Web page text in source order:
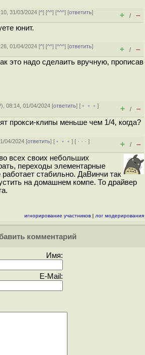
31/03/2024 [^] [^^] [^^^] [ответить]
+ / –
юнит.
01/04/2024 [^] [^^] [^^^] [ответить]
+ / –
это надо сделаить вручную, прописав
), 08:14, 01/04/2024 [ответить] [ ﹢﹢﹢]
+ / –
прокси-клипы меньше чем 1/4, когда?
04/2024 [ответить] [ ﹢﹢﹢] [ · · ·]
+ / –
всех своих небольших
переходы элементарные
стабильно. ДаВинчи так
на домашнем компе. То драйвер
игнорирование участников | лог модерирования
комментарий
Имя:
E-Mail: